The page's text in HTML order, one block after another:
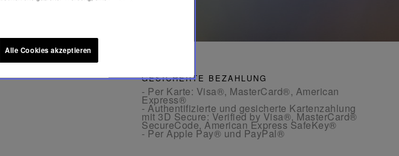
GESICHERTE BEZAHLUNG
- Per Karte: Visa®, MasterCard®, American
Express®
- Authentifizierte und gesicherte Kartenzahlung
mit 3D Secure: Verified by Visa®, MasterCard®
SecureCode, American Express SafeKey®
- Per Apple Pay® und PayPal®
Alle Cookies akzeptieren